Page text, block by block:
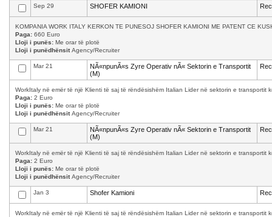
Sep 29 SHOFER KAMIONI
KOMPANIA WORK ITALY KERKON TE PUNESOJ SHOFER KAMIONI ME PATENT CE
Paga: 660 Euro
Lloji i punës: Me orar të plotë
Lloji i punëdhënsitAgency/Recruiter
Mar 21
NÃ«npunÃ«s Zyre Operativ nÃ« Sektorin e Transportit
(M)
WorkItaly në emër të një Klienti të saj të rëndësishëm Italian Lider në sektorin e transportit
Paga: 2 Euro
Lloji i punës: Me orar të plotë
Lloji i punëdhënsitAgency/Recruiter
Mar 21
NÃ«npunÃ«s Zyre Operativ nÃ« Sektorin e Transportit
(M)
WorkItaly në emër të një Klienti të saj të rëndësishëm Italian Lider në sektorin e transportit
Paga: 2 Euro
Lloji i punës: Me orar të plotë
Lloji i punëdhënsitAgency/Recruiter
Jan 3 Shofer Kamioni
WorkItaly në emër të një Klienti të saj të rëndësishëm Italian Lider në sektorin e transportit